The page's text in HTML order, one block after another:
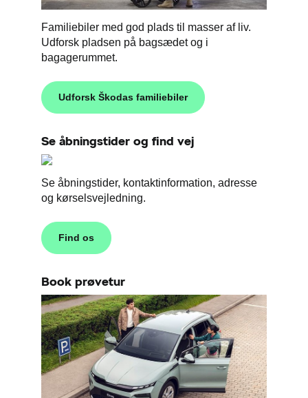
Familiebiler med god plads til masser af liv.
Udforsk pladsen på bagsædet og i
bagagerummet.
Udforsk Škodas familiebiler
Se åbningstider og find vej
Se åbningstider, kontaktinformation, adresse
og kørselsvejledning.
Find os
Book prøvetur